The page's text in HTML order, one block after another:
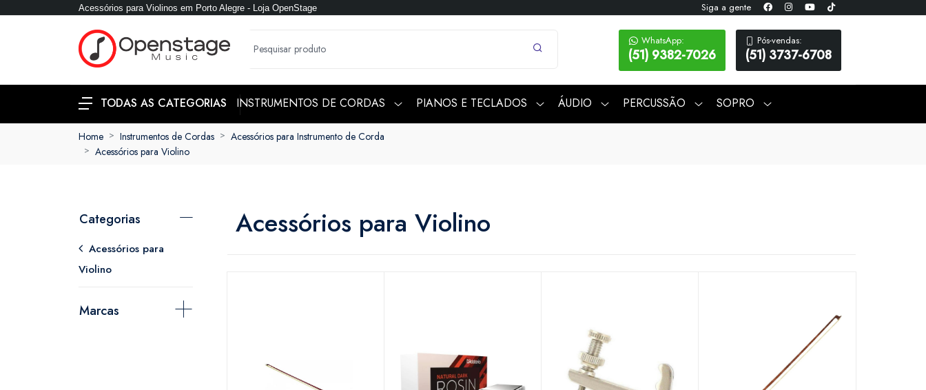
Acessórios para Violinos em Porto Alegre - Loja OpenStage Siga a gente
WhatsApp:
(51) 9382-7026
Pós-vendas:
(51) 3737-6708
TODAS AS CATEGORIAS INSTRUMENTOS DE CORDAS PIANOS E TECLADOS ÁUDIO PERCUSSÃO SOPRO
Home Instrumentos de Cordas
Acessórios para Instrumento de Corda
Acessórios para Violino
Categorias
Acessórios para
Violino
Marcas
Acessórios para Violino